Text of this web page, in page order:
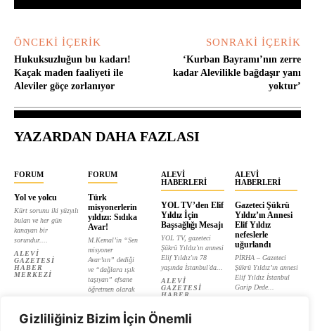
Gizliliğiniz Bizim İçin Önemli
ÖNCEKI İÇERIK
Hukuksuzluğun bu kadarı!
Kaçak maden faaliyeti ile
Aleviler göçe zorlanıyor
SONRAKI İÇERIK
‘Kurban Bayramı’nın zerre
kadar Alevilikle bağdaşır yanı
yoktur’
YAZARDAN DAHA FAZLASI
FORUM
Yol ve yolcu
Kürt sorunu iki yüzyılı
bulan ve her gün
kanayan bir
sorundur....
ALEVI
GAZETESI
HABER
MERKEZI
FORUM
Türk
misyonerlerin
yıldızı: Sıdıka
Avar!
M.Kemal’in “Sen
misyoner
Avar’sın” dediği
ve “dağlara ışık
taşıyan” efsane
öğretmen olarak
ALEVI
GAZETESI
ALEVI
HABERLERI
YOL TV’den Elif
Yıldız İçin
Başsağlığı Mesajı
YOL TV, gazeteci
Şükrü Yıldız'ın annesi
Elif Yıldız'ın 78
yaşında İstanbul'da...
ALEVI
GAZETESI
HABER
ALEVI
HABERLERI
Gazeteci Şükrü
Yıldız’ın Annesi
Elif Yıldız
nefeslerle
uğurlandı
PİRHA – Gazeteci
Şükrü Yıldız’ın annesi
Elif Yıldız İstanbul
Garip Dede...